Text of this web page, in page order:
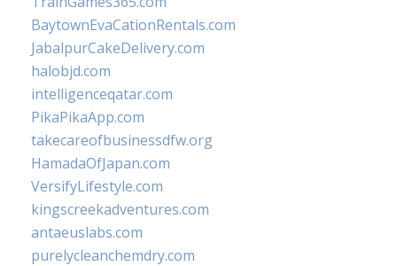
BaytownEvaCationRentals.com
JabalpurCakeDelivery.com
halobjd.com
intelligenceqatar.com
PikaPikaApp.com
takecareofbusinessdfw.org
HamadaOfJapan.com
VersifyLifestyle.com
kingscreekadventures.com
antaeuslabs.com
purelycleanchemdry.com